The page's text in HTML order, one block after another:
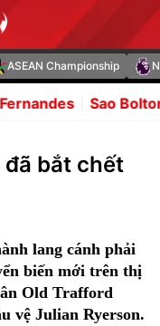
ASEAN Championship
nhận thẻ đỏ vì
bắt chết
lang cánh phải
biến mới trên thị
Old Trafford
vệ Julian Ryerson.